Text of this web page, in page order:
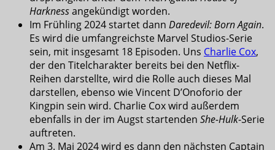
Harknessangekündigt worden.
Im Frühling 2024 startet dann Daredevil: Born Again.
Es wird die umfangreichste Marvel Studios-Serie
sein, mit insgesamt 18 Episoden. Uns Charlie Cox,
der den Titelcharakter bereits bei den Netflix-
Reihen darstellte, wird die Rolle auch dieses Mal
darstellen, ebenso wie Vincent D’Onoforio der
Kingpin sein wird. Charlie Cox wird außerdem
ebenfalls in der im Augst startenden She-Hulk-Serie
auftreten.
Am 3. Mai 2024 wird es dann den nächsten Captain